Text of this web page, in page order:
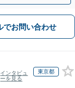
でお問い合わせ
インタビュ
ーを見る
東京都